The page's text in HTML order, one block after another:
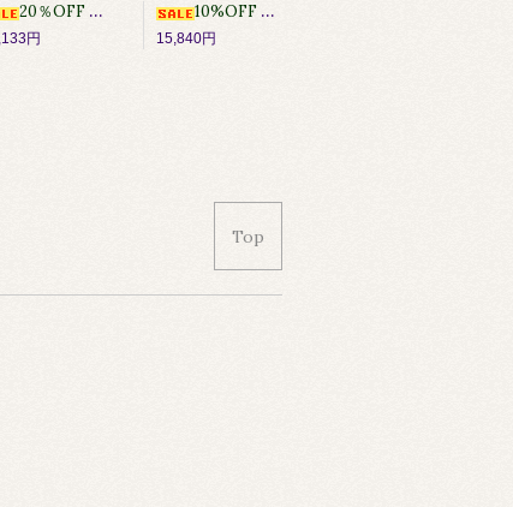
20％OFF [アナログ・高音質UD1STEP盤・オンライン限定販売] Texas Flood / Stevie Ray Vaughan
円
10%OFF [アナログ・高音質UD1STEP盤・オンライン限定販売] Blood on the Tracks/ Bob Dylan
15,840円
Top